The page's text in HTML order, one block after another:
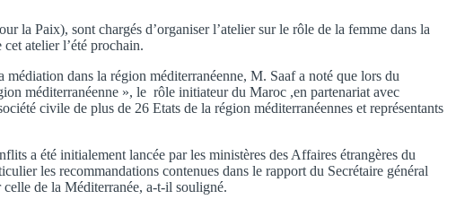
la Paix), sont chargés d’organiser l’atelier sur le rôle de la femme dans la
atelier l’été prochain.
dans la région méditerranéenne, M. Saaf a noté que lors du
méditerranéenne », le rôle initiateur du Maroc ,en partenariat avec
civile de plus de 26 Etats de la région méditerranéennes et représentants
a été initialement lancée par les ministères des Affaires étrangères du
les recommandations contenues dans le rapport du Secrétaire général
de la Méditerranée, a-t-il souligné.